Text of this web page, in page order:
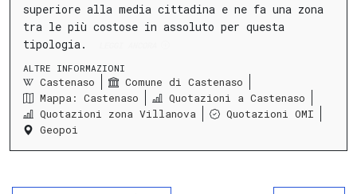
superiore alla media cittadina e ne fa una zona
tra le più costose in assoluto per questa
tipologia.
ALTRE INFORMAZIONI
Castenaso
Comune di Castenaso
Mappa: Castenaso
Quotazioni a Castenaso
Quotazioni zona Villanova
Quotazioni OMI
Geopoi